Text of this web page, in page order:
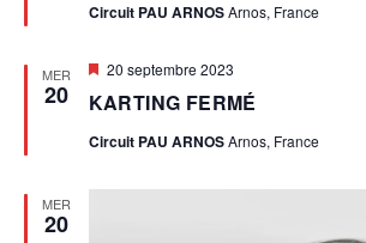
Circuit PAU ARNOSArnos, France
MER
20 KARTING FERMÉ
Mis
avant
20 septembre 2023
Circuit PAU ARNOSArnos, France
MER
20